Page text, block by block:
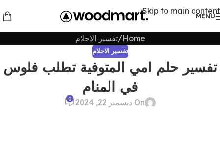
Skip to main content
MENU
Home تفسير الاحلام
تفسير الاحلام
تفسير حلم امي المتوفية تطلب فلوس
في المنام
On ديسمبر 22, 2024 0